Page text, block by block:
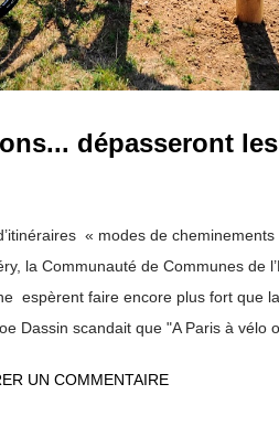
dépasseront
« modes de
la Communauté de Communes de
espèrent faire encore plus fort que
Dassin scandait que "A Paris à vélo
non constructibles pour dédier
UN COMMENTAIRE